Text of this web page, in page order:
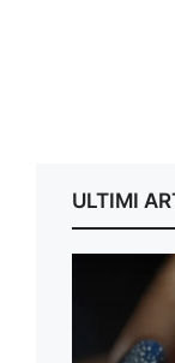
ULTIMI